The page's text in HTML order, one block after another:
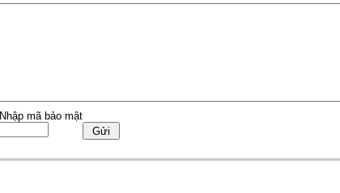
Nhập mã bảo mật